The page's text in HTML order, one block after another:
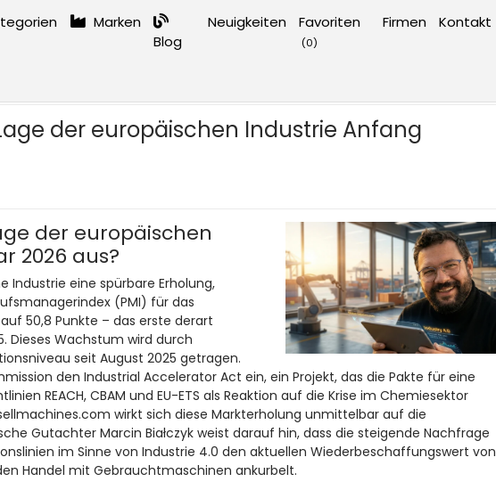
Marken
Blog
Neuigkeiten Favoriten
(0)
Firmen Kontakt
der europäischen Industrie Anfang
der europäischen
2026 aus?
Industrie eine spürbare Erholung,
(PMI) für das
50,8 Punkte – das erste derart
Dieses Wachstum wird durch
seit August 2025 getragen.
den Industrial Accelerator Act ein, ein Projekt, das die Pakte für eine
REACH, CBAM und EU-ETS als Reaktion auf die Krise im Chemiesektor
wirkt sich diese Markterholung unmittelbar auf die
Gutachter Marcin Białczyk weist darauf hin, dass die steigende Nachfrage
im Sinne von Industrie 4.0 den aktuellen Wiederbeschaffungswert von
Handel mit Gebrauchtmaschinen ankurbelt.